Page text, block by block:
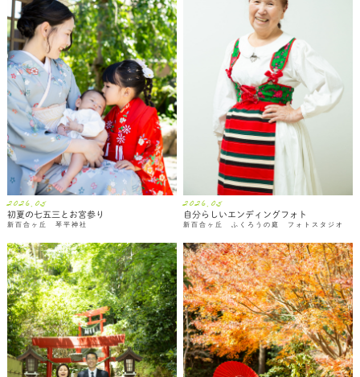
2026.05
初夏の七五三とお宮参り
新百合ヶ丘 琴平神社
2026.05
自分らしいエンディングフォト
新百合ヶ丘 ふくろうの庭 フォトスタジオ